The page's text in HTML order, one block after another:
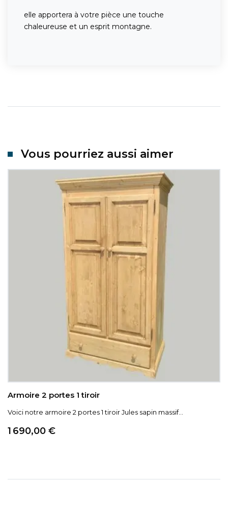
elle apportera à votre pièce une touche
chaleureuse et un esprit montagne.
Vous pourriez aussi aimer
Armoire 2 portes 1 tiroir
Voici notre armoire 2 portes 1 tiroir Jules sapin massif...
Prix
1 690,00 €